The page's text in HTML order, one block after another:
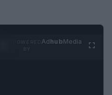
AdhubMedia